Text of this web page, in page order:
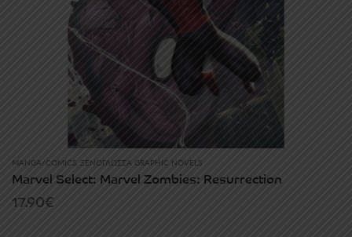
MANGA/COMICS ΞΕΝΌΓΛΩΣΣΑ GRAPHIC NOVELS
Marvel Select: Marvel Zombies: Resurrection
17.90€